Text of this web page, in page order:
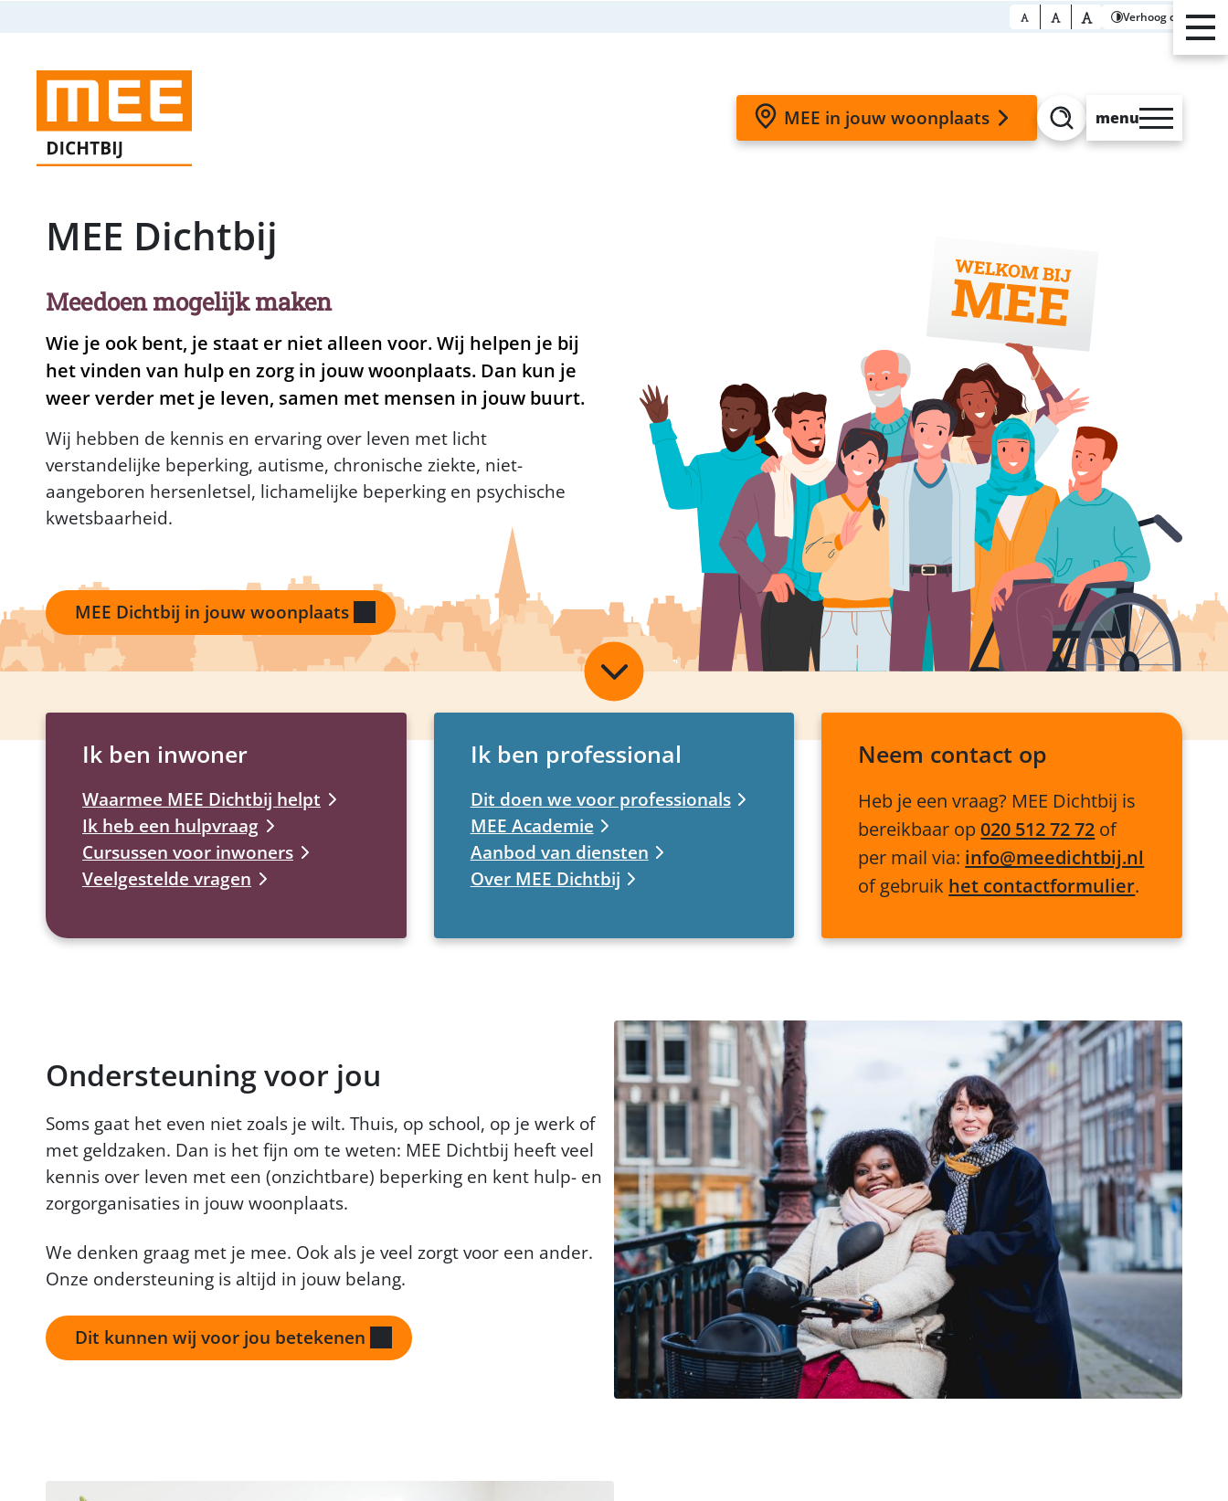
Verhoog contrast
MEE in jouw woonplaats Zoeken
menu
MEE Dichtbij
Meedoen mogelijk maken
Wie je ook bent, je staat er niet alleen voor. Wij helpen je bij
het vinden van hulp en zorg in jouw woonplaats. Dan kun je
weer verder met je leven, samen met mensen in jouw buurt.
Wij hebben de kennis en ervaring over leven met licht
verstandelijke beperking, autisme, chronische ziekte, niet-
aangeboren hersenletsel, lichamelijke beperking en psychische
kwetsbaarheid.
MEE Dichtbij in jouw woonplaats
Scroll
naar
Ik ben inwoner
Waarmee MEE Dichtbij helpt
Ik heb een hulpvraag
Cursussen voor inwoners
Veelgestelde vragen
Ik ben professional
Dit doen we voor professionals
MEE Academie
Aanbod van diensten
Over MEE Dichtbij
Neem contact op
Heb je een vraag? MEE Dichtbij is
bereikbaar op 020 512 72 72 of
per mail via: info@meedichtbij.nl
of gebruik het contactformulier.
Ondersteuning voor jou
Soms gaat het even niet zoals je wilt. Thuis, op school, op je werk of
met geldzaken. Dan is het fijn om te weten: MEE Dichtbij heeft veel
kennis over leven met een (onzichtbare) beperking en kent hulp- en
zorgorganisaties in jouw woonplaats.
We denken graag met je mee. Ook als je veel zorgt voor een ander.
Onze ondersteuning is altijd in jouw belang.
Dit kunnen wij voor jou betekenen